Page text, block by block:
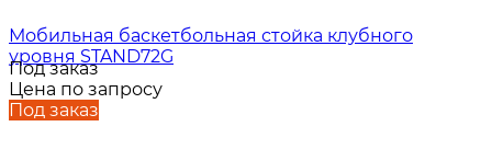
Мобильная баскетбольная стойка клубного
уровня STAND72G
Под заказ
Цена по запросу
Под заказ